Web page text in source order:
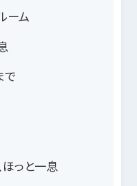
ーム
で
っと一息